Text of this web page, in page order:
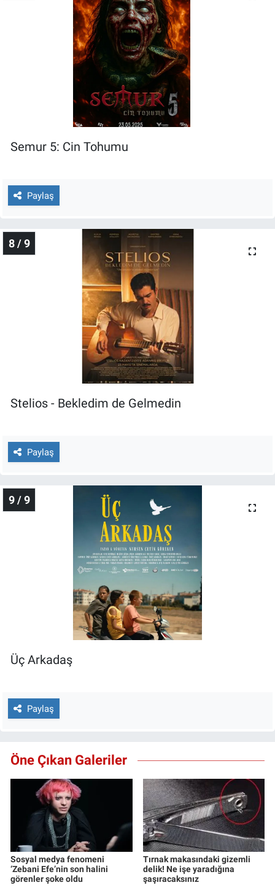
Semur 5: Cin Tohumu
Paylaş
8 / 9
Stelios - Bekledim de Gelmedin
Paylaş
9 / 9
Üç Arkadaş
Paylaş
Öne Çıkan Galeriler
Sosyal medya fenomeni
‘Zebani Efe’nin son halini
görenler şoke oldu
Tırnak makasındaki gizemli
delik! Ne işe yaradığına
şaşıracaksınız